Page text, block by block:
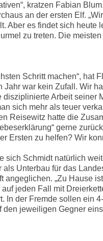
kratzen Fabian
an der ersten Elf.
Aber es findet sich heute
zu treten. Die
Schritt machen“, hat
Jahr war kein Zufall. Wir
disziplinierte Arbeit seiner
sich mehr als teuer
Reisewitz hatte die
gerne
Ersten zu helfen? Wir
sich Schmidt natürlich
als Unterbau für das
angeglichen. „Zu Hause
jeden Fall mit
In der Fremde sollen ein
den jeweiligen Gegner